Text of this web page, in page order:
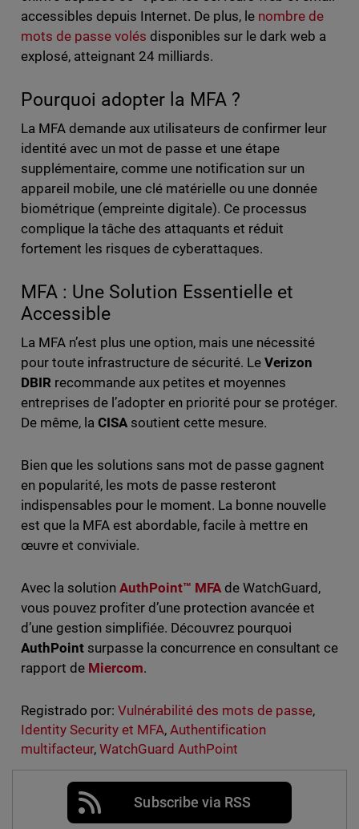
accessibles depuis Internet. De plus, le nombre de
mots de passe volés disponibles sur le dark web a
explosé, atteignant 24 milliards.
Pourquoi adopter la MFA ?
La MFA demande aux utilisateurs de confirmer leur
identité avec un mot de passe et une étape
supplémentaire, comme une notification sur un
appareil mobile, une clé matérielle ou une donnée
biométrique (empreinte digitale). Ce processus
complique la tâche des attaquants et réduit
fortement les risques de cyberattaques.
MFA : Une Solution Essentielle et
Accessible
La MFA n’est plus une option, mais une nécessité
pour toute infrastructure de sécurité. LeVerizon
DBIRrecommande aux petites et moyennes
entreprises de l’adopter en priorité pour se protéger.
De même, la CISAsoutient cette mesure.
Bien que les solutions sans mot de passe gagnent
en popularité, les mots de passe resteront
indispensables pour le moment. La bonne nouvelle
est que la MFA est abordable, facile à mettre en
œuvre et conviviale.
Avec la solution AuthPoint™ MFAde WatchGuard,
vous pouvez profiter d’une protection avancée et
d’une gestion simplifiée. Découvrez pourquoi
AuthPointsurpasse la concurrence en consultant ce
rapport de Miercom.
Registrado por: Vulnérabilité des mots de passe,
Identity Security et MFA, Authentification
multifacteur, WatchGuard AuthPoint
Subscribe via RSS